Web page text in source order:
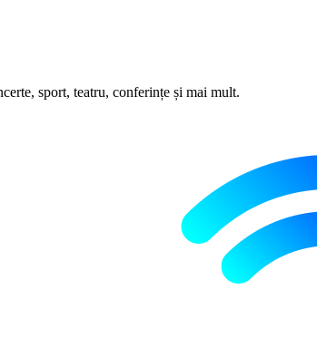
sport, teatru, conferințe și mai mult.